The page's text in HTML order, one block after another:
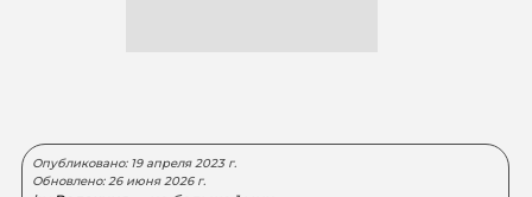
Опубликовано: 19 апреля 2023 г.
Обновлено: 26 июня 2026 г.